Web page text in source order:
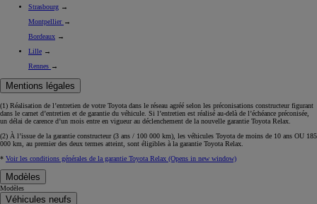
Strasbourg →
Montpellier →
Bordeaux →
Lille →
Rennes →
Mentions légales
(1) Réalisation de l’entretien de votre Toyota dans le réseau agréé selon les préconisations constructeur figurant
dans le carnet d’entretien et de garantie du véhicule. Si l’entretien est réalisé au-delà de l’échéance préconisée,
un délai de carence d’un mois entre en vigueur au déclenchement de la nouvelle garantie Toyota Relax.
(2) À l’issue de la garantie constructeur (3 ans / 100 000 km), les véhicules Toyota de moins de 10 ans OU 185
000 km, au premier des deux termes atteint, sont éligibles à la garantie Toyota Relax.
* Voir les conditions générales de la garantie Toyota Relax (Opens in new window)
Modèles
Modèles
Véhicules neufs